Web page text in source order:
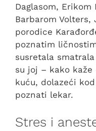
Daglasom, Erikom
Barbarom Volters,
porodice
poznatim
susretala
su joj – kako
kuću, dolazeći
poznati lekar.
Stres i